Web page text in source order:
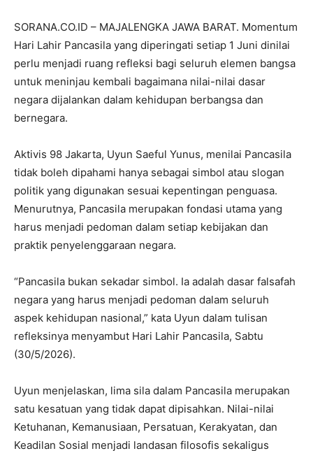
SORANA.CO.ID – MAJALENGKA JAWA BARAT. Momentum
Hari Lahir Pancasila yang diperingati setiap 1 Juni dinilai
perlu menjadi ruang refleksi bagi seluruh elemen bangsa
untuk meninjau kembali bagaimana nilai-nilai dasar
negara dijalankan dalam kehidupan berbangsa dan
bernegara.
Aktivis 98 Jakarta, Uyun Saeful Yunus, menilai Pancasila
tidak boleh dipahami hanya sebagai simbol atau slogan
politik yang digunakan sesuai kepentingan penguasa.
Menurutnya, Pancasila merupakan fondasi utama yang
harus menjadi pedoman dalam setiap kebijakan dan
praktik penyelenggaraan negara.
“Pancasila bukan sekadar simbol. Ia adalah dasar falsafah
negara yang harus menjadi pedoman dalam seluruh
aspek kehidupan nasional,” kata Uyun dalam tulisan
refleksinya menyambut Hari Lahir Pancasila, Sabtu
(30/5/2026).
Uyun menjelaskan, lima sila dalam Pancasila merupakan
satu kesatuan yang tidak dapat dipisahkan. Nilai-nilai
Ketuhanan, Kemanusiaan, Persatuan, Kerakyatan, dan
Keadilan Sosial menjadi landasan filosofis sekaligus